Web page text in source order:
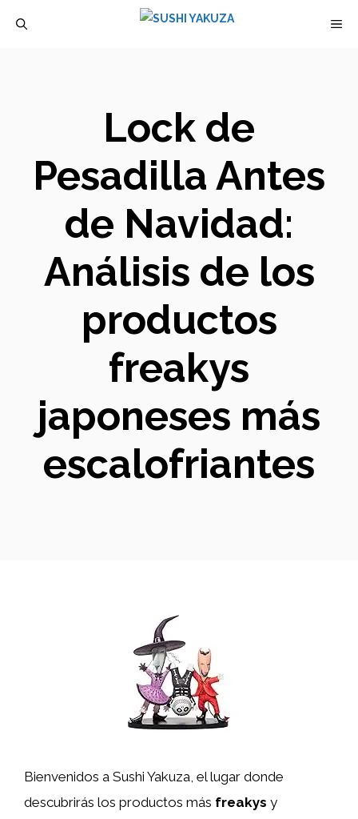
Lock de
Pesadilla Antes
de Navidad:
Análisis de los
productos
freakys
japoneses más
escalofriantes
Bienvenidos a Sushi Yakuza, el lugar donde
descubrirás los productos más freakys y